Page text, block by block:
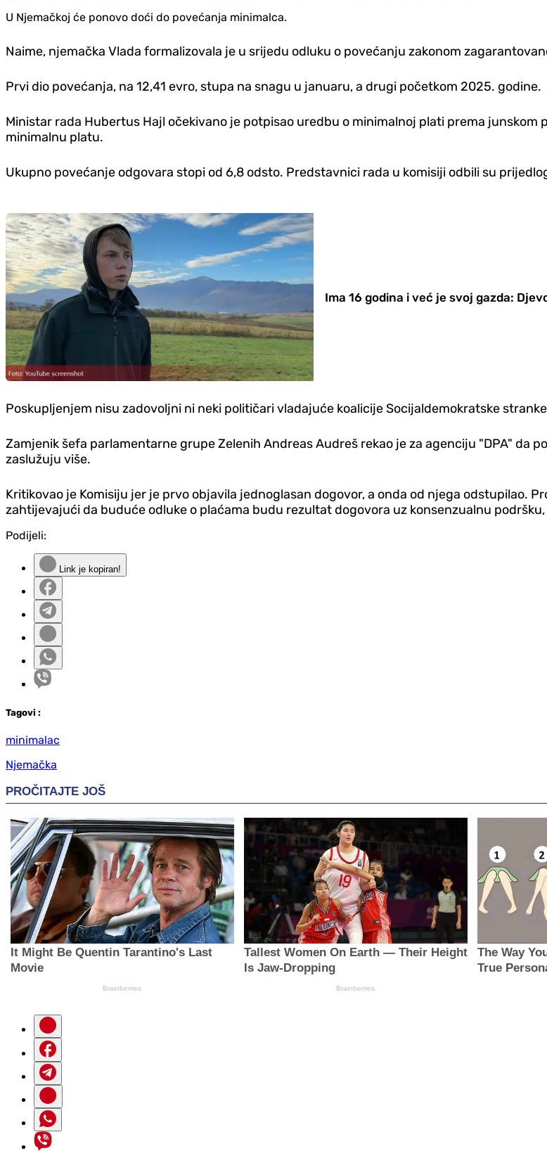
U Njemačkoj će ponovo doći do povećanja minimalca.
Naime, njemačka Vlada formalizovala je u srijedu odluku o povećanju zakonom
Prvi dio povećanja, na 12,41 evro, stupa na snagu u januaru, a drugi početkom 2025. godine.
Ministar rada Hubertus Hajl očekivano je potpisao uredbu o minimalnoj plati prema junskom
minimalnu platu.
Ukupno povećanje odgovara stopi od 6,8 odsto. Predstavnici rada u komisiji odbili su
Ima 16 godina i već je svoj gazda:
Poskupljenjem nisu zadovoljni ni neki političari vladajuće koalicije Socijaldemokratske
Zamjenik šefa parlamentarne grupe Zelenih Andreas Audreš rekao je za agenciju "DPA" da
zaslužuju više.
Kritikovao je Komisiju jer je prvo objavila jednoglasan dogovor, a onda od njega odstupilao.
zahtijevajući da buduće odluke o plaćama budu rezultat dogovora uz konsenzualnu podršku,
Podijeli:
Link je kopiran!
Tagovi :
minimalac
Njemačka